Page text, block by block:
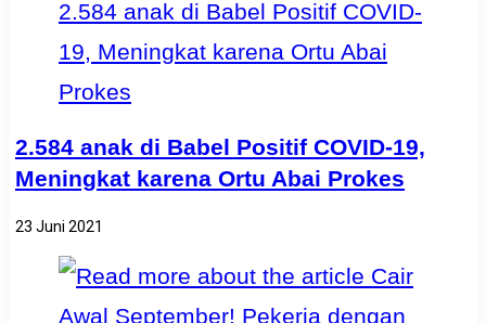
2.584 anak di Babel Positif COVID-19,
Meningkat karena Ortu Abai Prokes
23 Juni 2021